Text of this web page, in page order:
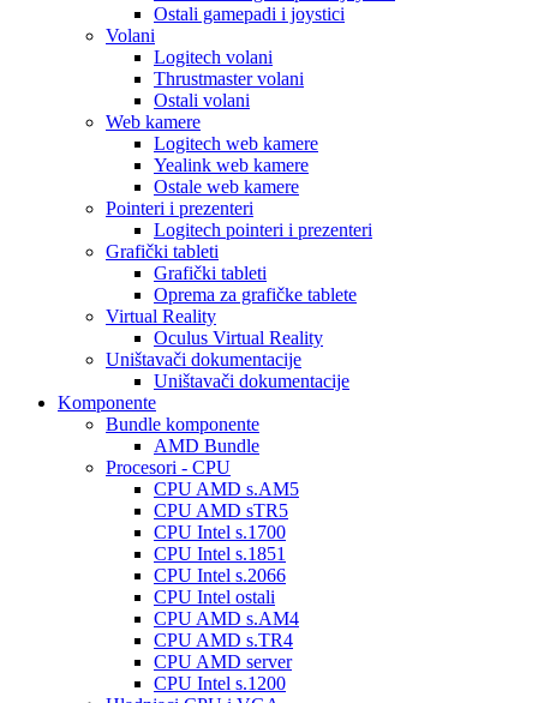
Ostali gamepadi i joystici
Volani
Logitech volani
Thrustmaster volani
Ostali volani
Web kamere
Logitech web kamere
Yealink web kamere
Ostale web kamere
Pointeri i prezenteri
Logitech pointeri i prezenteri
Grafički tableti
Grafički tableti
Oprema za grafičke tablete
Virtual Reality
Oculus Virtual Reality
Uništavači dokumentacije
Uništavači dokumentacije
Komponente
Bundle komponente
AMD Bundle
Procesori - CPU
CPU AMD s.AM5
CPU AMD sTR5
CPU Intel s.1700
CPU Intel s.1851
CPU Intel s.2066
CPU Intel ostali
CPU AMD s.AM4
CPU AMD s.TR4
CPU AMD server
CPU Intel s.1200